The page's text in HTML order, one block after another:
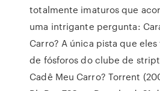
totalmente imaturos que
uma intrigante pergunta:
Carro? A única pista que
de fósforos do clube de
Cadê Meu Carro? Torrent